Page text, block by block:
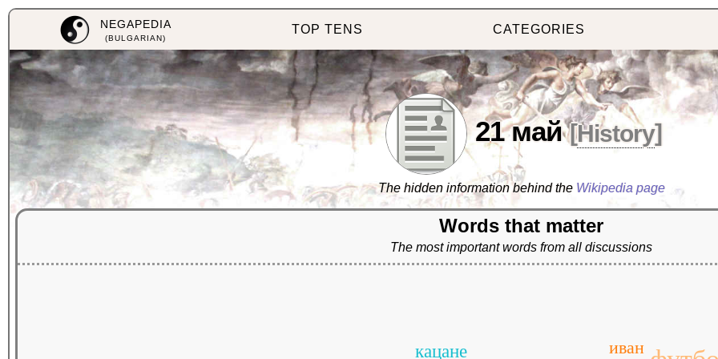
NEGAPEDIA
(BULGARIAN)
TOP TENS CATEGORIES
21 май [History]
The hidden information behind the Wikipedia page
Words that matter
The most important words from all discussions
кацане иван